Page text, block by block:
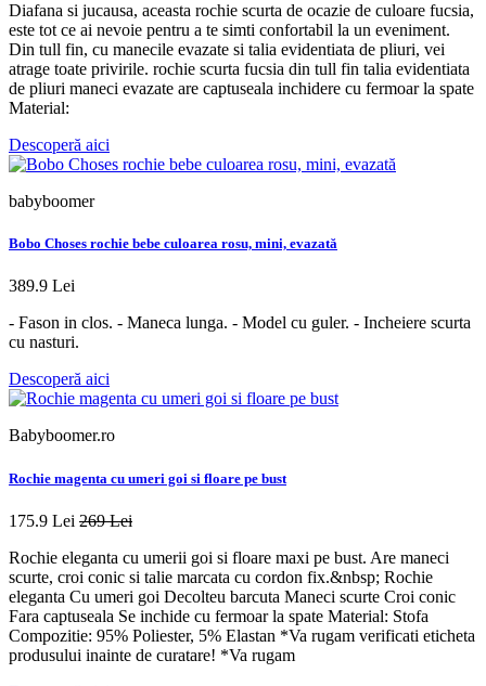
Diafana si jucausa, aceasta rochie scurta de ocazie de culoare fucsia,
este tot ce ai nevoie pentru a te simti confortabil la un eveniment.
Din tull fin, cu manecile evazate si talia evidentiata de pliuri, vei
atrage toate privirile. rochie scurta fucsia din tull fin talia evidentiata
de pliuri maneci evazate are captuseala inchidere cu fermoar la spate
Material:
Descoperă aici
babyboomer
Bobo Choses rochie bebe culoarea rosu, mini, evazată
389.9 Lei
- Fason in clos. - Maneca lunga. - Model cu guler. - Incheiere scurta
cu nasturi.
Descoperă aici
Babyboomer.ro
Rochie magenta cu umeri goi si floare pe bust
175.9 Lei 269 Lei
Rochie eleganta cu umerii goi si floare maxi pe bust. Are maneci
scurte, croi conic si talie marcata cu cordon fix.&nbsp; Rochie
eleganta Cu umeri goi Decolteu barcuta Maneci scurte Croi conic
Fara captuseala Se inchide cu fermoar la spate Material: Stofa
Compozitie: 95% Poliester, 5% Elastan *Va rugam verificati eticheta
produsului inainte de curatare! *Va rugam